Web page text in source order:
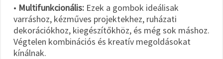
• Multifunkcionális: Ezek a gombok ideálisak
varráshoz, kézműves projektekhez, ruházati
dekorációkhoz, kiegészítőkhöz, és még sok máshoz.
Végtelen kombinációs és kreatív megoldásokat
kínálnak.